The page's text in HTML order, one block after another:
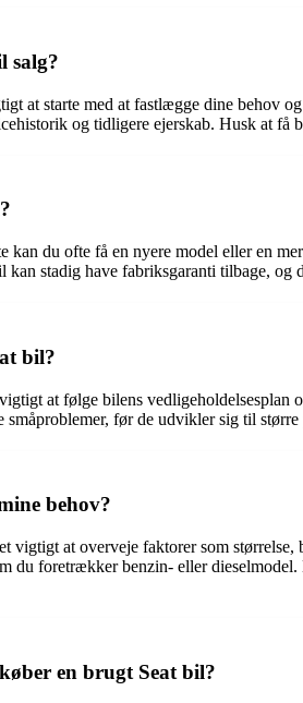
salg?
at starte med at fastlægge dine
og tidligere ejerskab. Husk at
du ofte få en nyere model eller en
stadig have fabriksgaranti tilbage,
bil?
at følge bilens
før de udvikler sig til
behov?
vigtigt at overveje faktorer som
du foretrækker benzin- eller
en brugt Seat bil?